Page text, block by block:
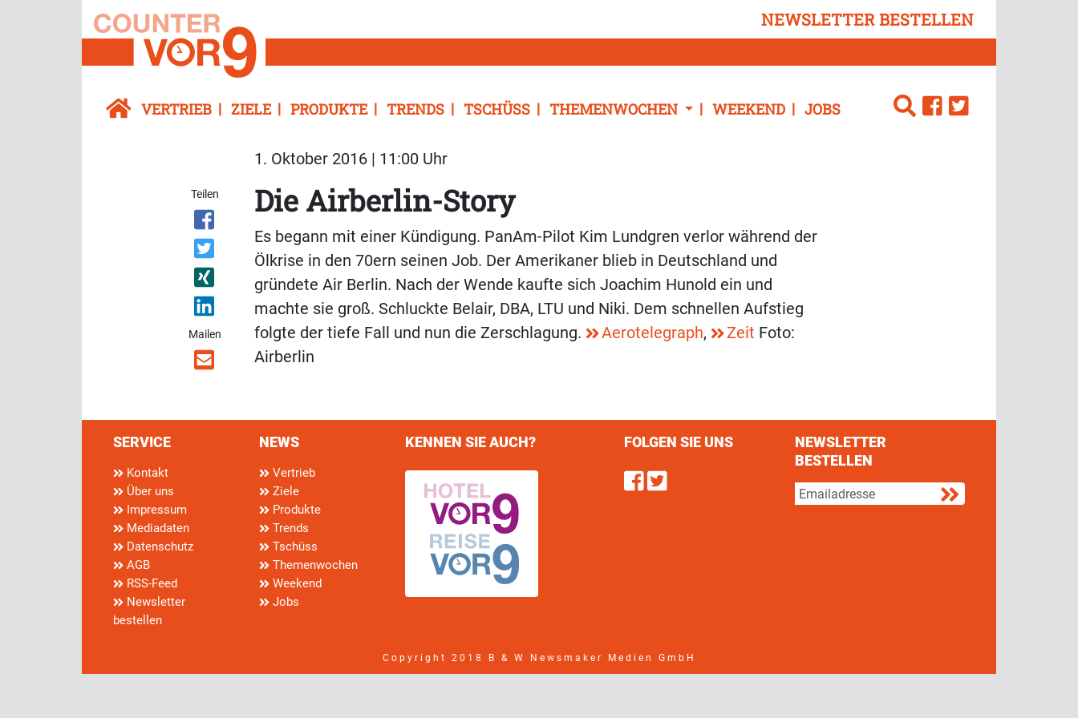
NEWSLETTER BESTELLEN
VERTRIEB ZIELE PRODUKTE TRENDS TSCHÜSS THEMENWOCHEN WEEKEND JOBS
1. Oktober 2016 | 11:00 Uhr
Teilen
Mailen
Die Airberlin-Story
Es begann mit einer Kündigung. PanAm-Pilot Kim Lundgren verlor während der
Ölkrise in den 70ern seinen Job. Der Amerikaner blieb in Deutschland und
gründete Air Berlin. Nach der Wende kaufte sich Joachim Hunold ein und
machte sie groß. Schluckte Belair, DBA, LTU und Niki. Dem schnellen Aufstieg
folgte der tiefe Fall und nun die Zerschlagung.
Aerotelegraph, Zeit Foto:
Airberlin
SERVICE
Kontakt
Über uns
Impressum
Mediadaten
Datenschutz
AGB
RSS-Feed
Newsletter
bestellen
NEWS
Vertrieb
Ziele
Produkte
Trends
Tschüss
Themenwochen
Weekend
Jobs
KENNEN SIE AUCH? FOLGEN SIE UNS
Find us on Facebook
Follow us on Twitter
NEWSLETTER
BESTELLEN
Copyright 2018 B & W Newsmaker Medien GmbH